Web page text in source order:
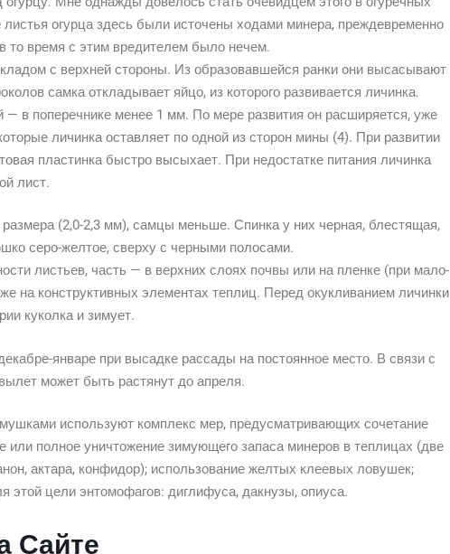
огурца здесь были источены ходами минера, преждевременно
то время с этим вредителем было нечем.
с верхней стороны. Из образовавшейся ранки они высасывают
самка откладывает яйцо, из которого развивается личинка.
в поперечнике менее 1 мм. По мере развития он расширяется, уже
личинка оставляет по одной из сторон мины (4). При развитии
пластинка быстро высыхает. При недостатке питания личинка
лист.
(2,0-2,3 мм), самцы меньше. Спинка у них черная, блестящая,
серо-желтое, сверху с черными полосами.
листьев, часть — в верхних слоях почвы или на пленке (при мало-
на конструктивных элементах теплиц. Перед окукливанием личинки
куколка и зимует.
январе при высадке рассады на постоянное место. В связи с
может быть растянут до апреля.
используют комплекс мер, предусматривающих сочетание
полное уничтожение зимующего запаса минеров в теплицах (две
актара, конфидор); использование желтых клеевых ловушек;
этой цели энтомофагов: диглифуса, дакнузы, опиуса.